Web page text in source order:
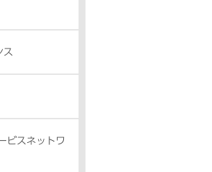
ス
ビスネットワ